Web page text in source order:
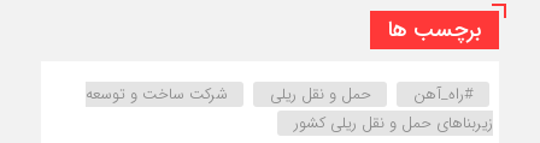
برچسب ها
#راه_آهن حمل و نقل ریلی
شرکت ساخت و توسعه
زیربناهای حمل و نقل ریلی کشور